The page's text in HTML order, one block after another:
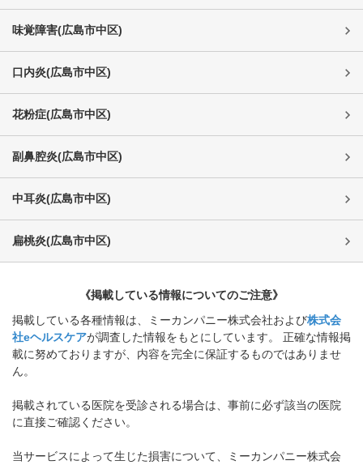
味覚障害(広島市中区)
口内炎(広島市中区)
花粉症(広島市中区)
副鼻腔炎(広島市中区)
中耳炎(広島市中区)
扁桃炎(広島市中区)
《掲載している情報についてのご注意》
掲載している各種情報は、ミーカンパニー株式会社および株式会
社eヘルスケアが調査した情報をもとにしています。 正確な情報掲
載に努めておりますが、内容を完全に保証するものではありませ
ん。
掲載されている医院を受診される場合は、事前に必ず該当の医院
に直接ご確認ください。
当サービスによって生じた損害について、ミーカンパニー株式会